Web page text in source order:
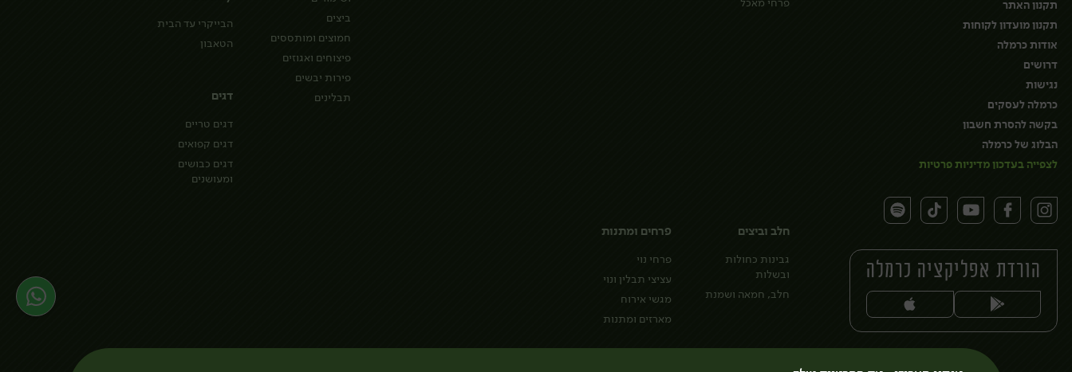
ביצים
חמוצים ומותססים
פיצוחים ואגוזים
פירות יבשים
תבלינים
הבייקרי עד הבית
הטאבון
דגים
דגים טריים
דגים קפואים
דגים כבושים
ומעושנים
חלב וביצים
גבינות כחולות
ובשלות
חלב, חמאה ושמנת
פרחים ומתנות
פרחי נוי
עציצי תבלין ונוי
מגשי אירוח
מארזים ומתנות
תקנון האתר
תקנון מועדון לקוחות
אודות כרמלה
דרושים
נגישות
כרמלה לעסקים
בקשה להסרת חשבון
הבלוג של כרמלה
לצפייה בעדכון מדיניות פרטיות
הורדת אפליקציה כרמלה